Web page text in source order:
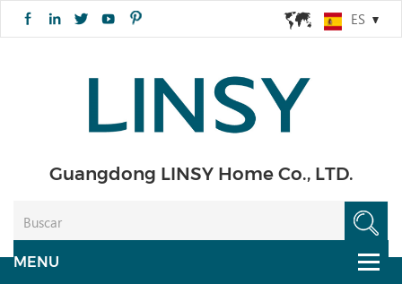
ES
Guangdong LINSY Home Co., LTD.